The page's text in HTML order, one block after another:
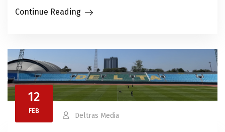
Continue Reading
12
FEB
Deltras Media